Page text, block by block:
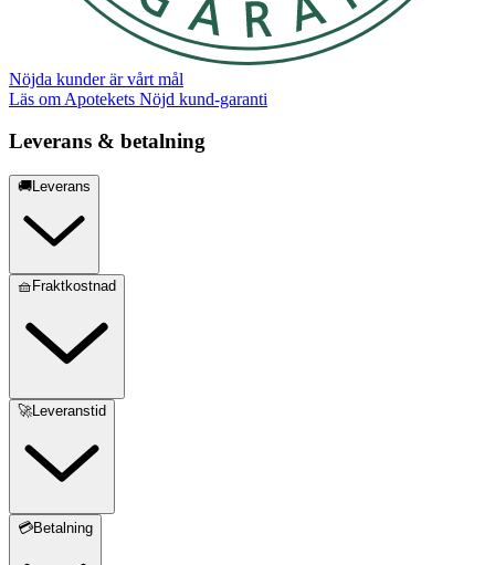
Nöjda kunder är vårt mål
Läs om Apotekets Nöjd kund-garanti
Leverans & betalning
🚚Leverans
🧺Fraktkostnad
🚀Leveranstid
💳Betalning